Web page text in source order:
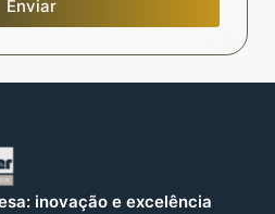
Enviar
inovação e excelência